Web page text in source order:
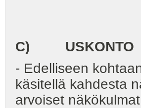
C) USKONTO
- Edelliseen
käsitellä kahdesta
arvoiset